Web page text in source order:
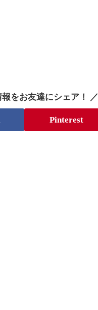
報をお友達にシェア！ ／
Pinterest